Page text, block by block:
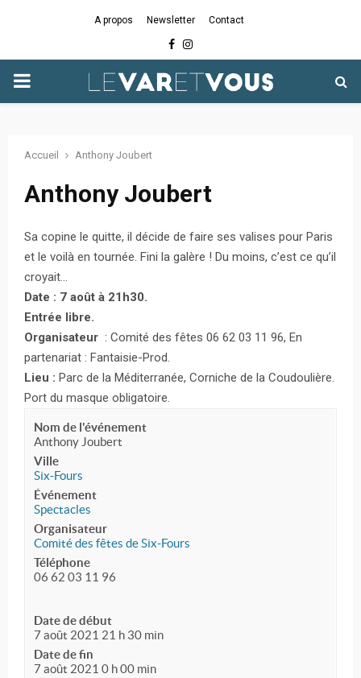
A propos Newsletter Contact
Facebook
Instagram
PRIMARY
Accueil Anthony Joubert
Anthony Joubert
Sa copine le quitte, il décide de faire ses valises pour Paris
et le voilà en tournée. Fini la galère ! Du moins, c’est ce qu’il
croyait…
Date : 7 août à 21h30.
Entrée libre.
Organisateur : Comité des fêtes 06 62 03 11 96, En
partenariat : Fantaisie-Prod.
Lieu : Parc de la Méditerranée, Corniche de la Coudoulière.
Port du masque obligatoire.
Nom de l'événement
Anthony Joubert
Ville
Six-Fours
Événement
Spectacles
Organisateur
Comité des fêtes de Six-Fours
Téléphone
06 62 03 11 96
Date de début
7 août 2021 21 h 30 min
Date de fin
7 août 2021 0 h 00 min